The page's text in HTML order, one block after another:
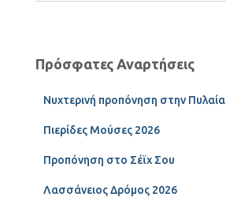
Πρόσφατες Αναρτήσεις
Νυχτερινή προπόνηση στην Πυλαία
Πιερίδες Μούσες 2026
Προπόνηση στο Σέϊχ Σου
Λασσάνειος Δρόμος 2026